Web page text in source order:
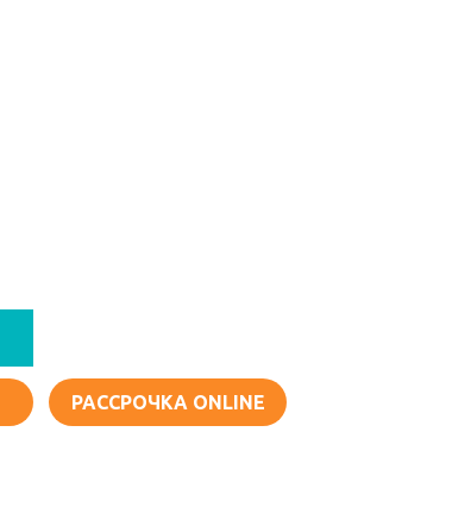
РАССРОЧКА ONLINE